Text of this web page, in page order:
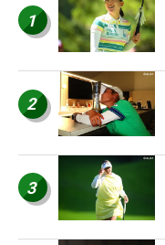
1
2
3